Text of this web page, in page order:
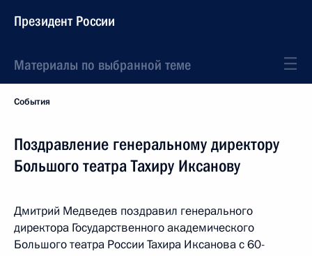
Президент России
Материалы по выбранной теме
События
Поздравление генеральному директору
Большого театра Тахиру Иксанову
Дмитрий Медведев поздравил генерального
директора Государственного академического
Большого театра России Тахира Иксанова с 60-